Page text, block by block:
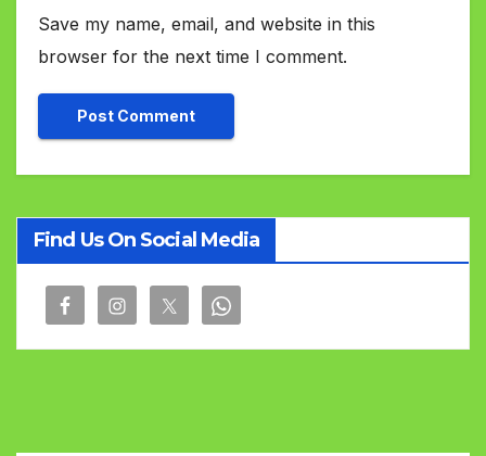
Save my name, email, and website in this
browser for the next time I comment.
Find Us On Social Media